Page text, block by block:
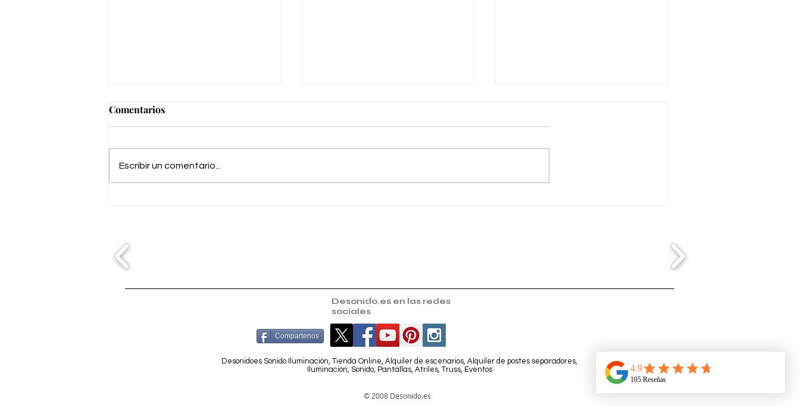
Comentarios
Escribir un comentario...
Desonido.es en las redes
sociales
Compartenos
Desonidoes Sonido Iluminación, Tienda Online, Alquiler de escenarios, Alquiler de postes separadores,
Iluminación, Sonido, Pantallas, Atriles, Truss, Eventos
© 2008 Desonido.es